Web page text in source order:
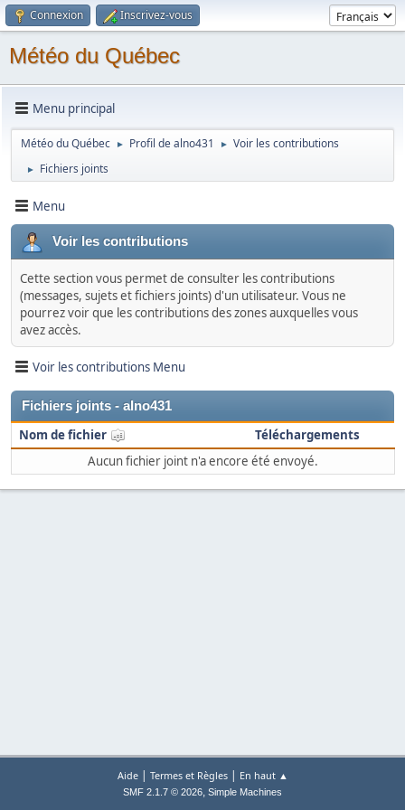
Connexion Inscrivez-vous
Météo du Québec
Menu principal
Météo du Québec ► Profil de alno431 ► Voir les contributions
► Fichiers joints
Menu
Voir les contributions
Cette section vous permet de consulter les contributions
(messages, sujets et fichiers joints) d'un utilisateur. Vous ne
pourrez voir que les contributions des zones auxquelles vous
avez accès.
Voir les contributions Menu
Fichiers joints - alno431
Nom de fichier
Téléchargements
Aucun fichier joint n'a encore été envoyé.
Aide| Termes et Règles| En haut ▲
SMF 2.1.7 © 2026, Simple Machines